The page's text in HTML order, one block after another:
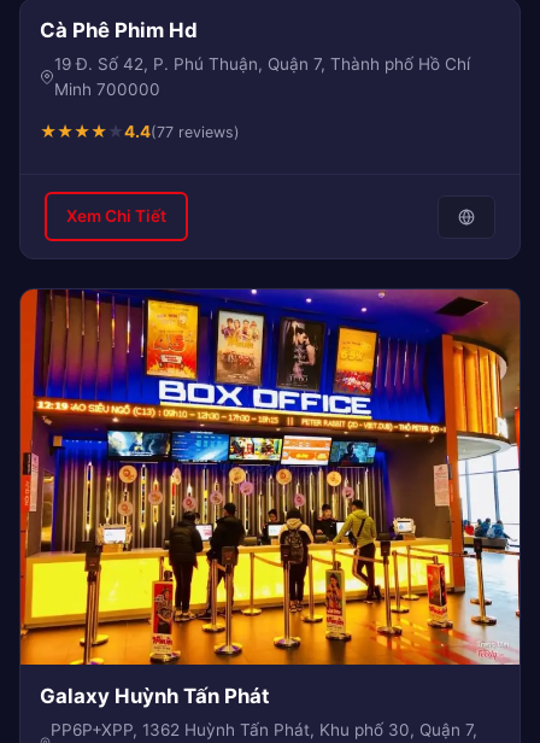
Cà Phê Phim Hd
19 Đ. Số 42, P. Phú Thuận, Quận 7, Thành phố Hồ Chí
Minh 700000
★★★★★4.4(77 reviews)
Xem Chi Tiết
Galaxy Huỳnh Tấn Phát
PP6P+XPP, 1362 Huỳnh Tấn Phát, Khu phố 30, Quận 7,